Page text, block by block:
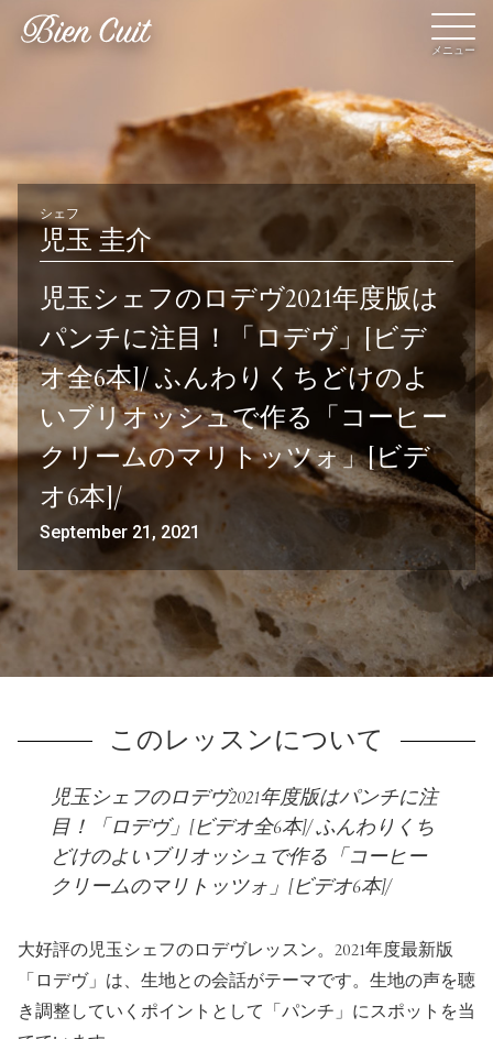
メニュー
会員登録
ログイン
パン一覧
ビアンキュイカルテ
ショップ
Bien Cuitについて
利用規約
お問い合わせ
公開収録レッスン
ビアンキュイライブ
修了証について
パン屋になった人達
パン辞典
よくある質問
トップページ
シェフ
児玉 圭介
児玉シェフのロデヴ2021年度版は
パンチに注目！「ロデヴ」[ビデ
オ全6本]/ ふんわりくちどけのよ
いブリオッシュで作る「コーヒー
クリームのマリトッツォ」[ビデ
オ6本]/
September 21, 2021
このレッスンについて
児玉シェフのロデヴ2021年度版はパンチに注
目！「ロデヴ」[ビデオ全6本]/ ふんわりくち
どけのよいブリオッシュで作る「コーヒー
クリームのマリトッツォ」[ビデオ6本]/
大好評の児玉シェフのロデヴレッスン。2021年度最新版
「ロデヴ」は、生地との会話がテーマです。生地の声を聴
き調整していくポイントとして「パンチ」にスポットを当